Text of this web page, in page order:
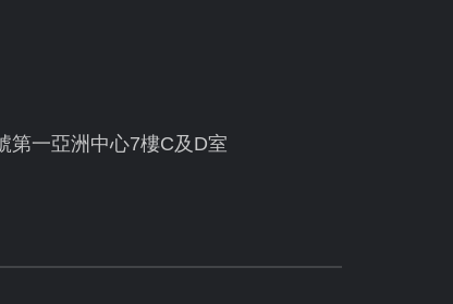
第一亞洲中心7樓C及D室